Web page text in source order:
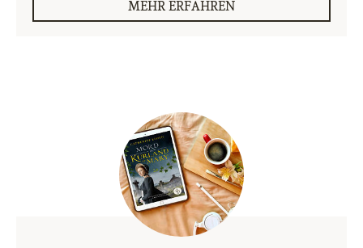
MEHR ERFAHREN